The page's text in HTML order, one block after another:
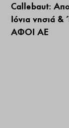
Callebaut:
Ιόνια νησιά
ΑΦΟΙ ΑΕ